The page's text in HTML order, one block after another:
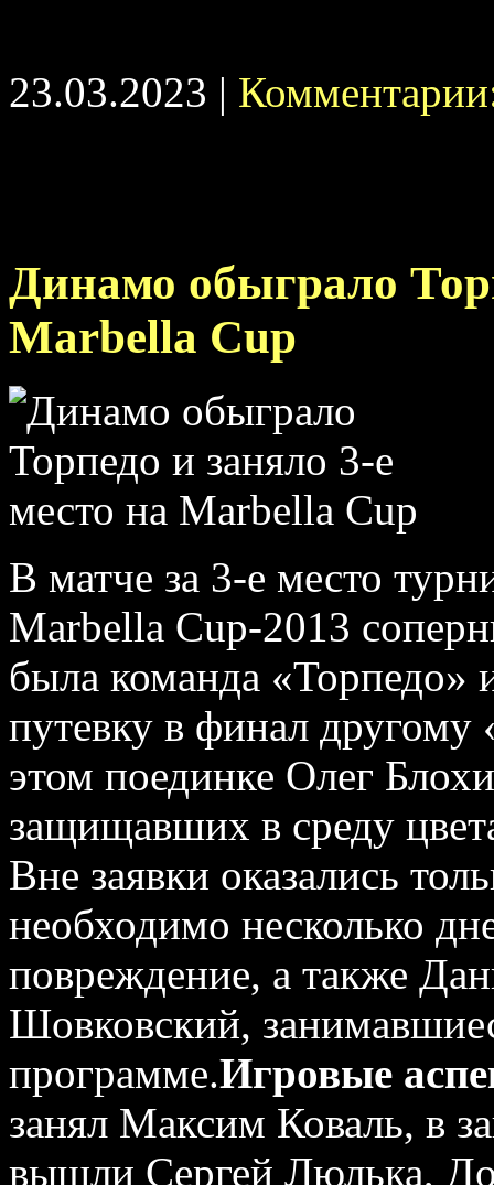
23.03.2023 |
Динамо обыграло
Marbella Cup
В матче за 3-е место
Marbella Cup-2013
была команда «Торпедо»
путевку в финал
этом поединке Олег
защищавших в среду
Вне заявки оказались
необходимо несколько
повреждение, а также
Шовковский,
программе.Игровые
занял Максим Коваль, в
вышли Сергей Люлька,